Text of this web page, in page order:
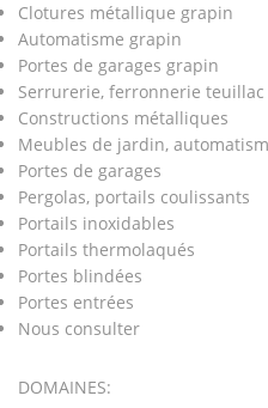
Clotures métallique grapin
Automatisme grapin
Portes de garages grapin
Serrurerie, ferronnerie teuillac
Constructions métalliques
Meubles de jardin,
Portes de garages
Pergolas, portails coulissants
Portails inoxidables
Portails thermolaqués
Portes blindées
Portes entrées
Nous consulter
DOMAINES: